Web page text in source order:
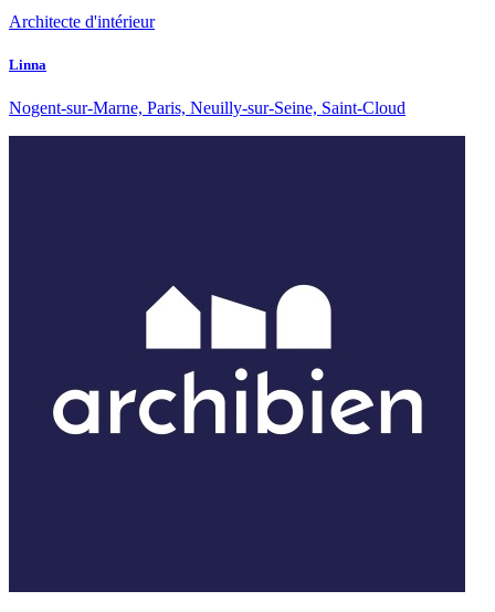
Architecte d'intérieur
Linna
Nogent-sur-Marne, Paris, Neuilly-sur-Seine, Saint-Cloud